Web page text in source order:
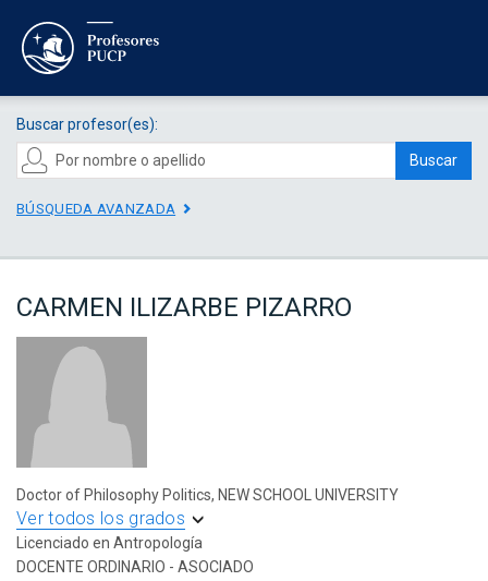
Buscar profesor(es):
Buscar
BÚSQUEDA AVANZADA
CARMEN ILIZARBE PIZARRO
Doctor of Philosophy Politics, NEW SCHOOL UNIVERSITY
Ver todos los grados
Licenciado en Antropología
DOCENTE ORDINARIO - ASOCIADO